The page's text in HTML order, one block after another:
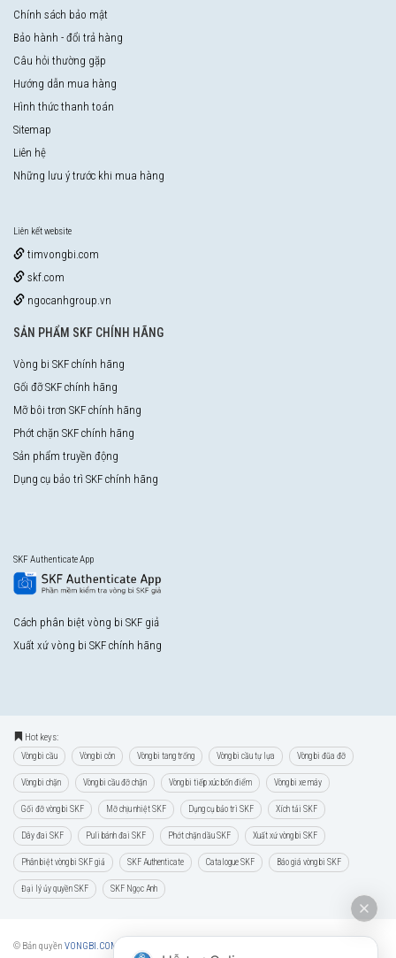
Chính sách bảo mật
Bảo hành - đổi trả hàng
Câu hỏi thường gặp
Hướng dẫn mua hàng
Hình thức thanh toán
Sitemap
Liên hệ
Những lưu ý trước khi mua hàng
Liên kết website
timvongbi.com
skf.com
ngocanhgroup.vn
SẢN PHẨM SKF CHÍNH HÃNG
Vòng bi SKF chính hãng
Gối đỡ SKF chính hãng
Mỡ bôi trơn SKF chính hãng
Phớt chặn SKF chính hãng
Sản phẩm truyền động
Dụng cụ bảo trì SKF chính hãng
SKF Authenticate App
Cách phân biệt vòng bi SKF giả
Xuất xứ vòng bi SKF chính hãng
Hot keys:
Vòng bi cầu Vòng bi côn Vòng bi tang trống Vòng bi cầu tự lựa Vòng bi đũa đỡ
Vòng bi chặn Vòng bi cầu đỡ chặn Vòng bi tiếp xúc bốn điểm Vòng bi xe máy
Gối đỡ vòng bi SKF Mỡ chịu nhiệt SKF Dụng cụ bảo trì SKF Xích tải SKF
Dây đai SKF Puli bánh đai SKF Phớt chặn dầu SKF Xuất xứ vòng bi SKF
Phân biệt vòng bi SKF giả SKF Authenticate Catalogue SKF Báo giá vòng bi SKF
Đại lý ủy quyền SKF SKF Ngọc Anh
© Bản quyền VONGBI.COM